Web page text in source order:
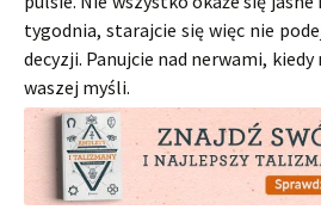
tygodnia, starajcie się więc nie
decyzji. Panujcie nad nerwami,
waszej myśli.